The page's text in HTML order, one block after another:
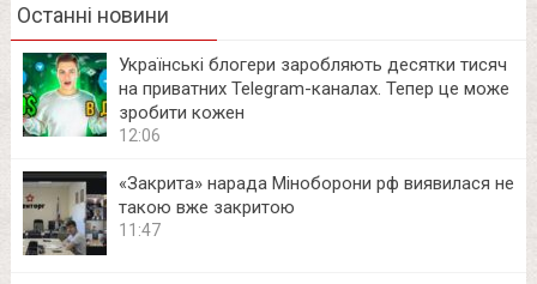
Останні новини
Українські блогери заробляють десятки тисяч
на приватних Telegram-каналах. Тепер це може
зробити кожен
12:06
«Закрита» нарада Міноборони рф виявилася не
такою вже закритою
11:47